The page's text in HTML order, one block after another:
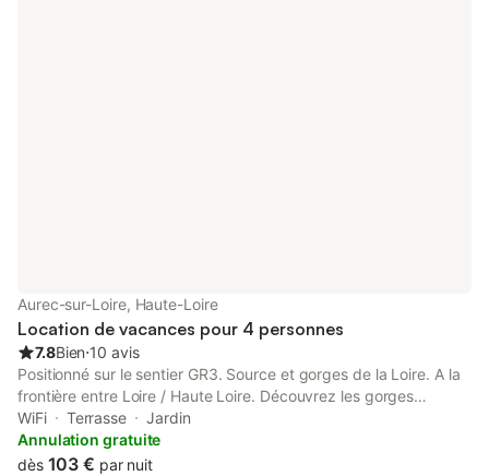
Aurec-sur-Loire, Haute-Loire
Location de vacances pour 4 personnes
7.8Bien⋅10 avis
Positionné sur le sentier GR3. Source et gorges de la Loire. A la
frontière entre Loire / Haute Loire. Découvrez les gorges
sauvages de la Loire ses châteaux féodaux. Nous vous
proposons une charmante maison sur un terrain clos et arboré
en bord de Loire. Idéal pour un séjour découverte de la région
WiFi Terrasse
Jardin
Annulation gratuite
dès 103 € par nuit